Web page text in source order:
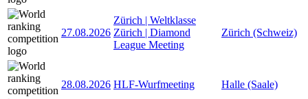
27.08.2026
Zürich | Weltklasse
Zürich | Diamond
League Meeting
Zürich (Schweiz)
28.08.2026 HLF-Wurfmeeting Halle (Saale)